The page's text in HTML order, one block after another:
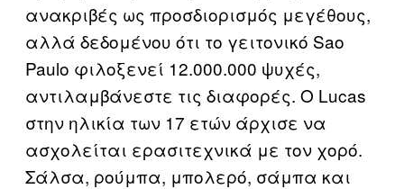
ανακριβές ως προσδιορισμός μεγέθους,
αλλά δεδομένου ότι το γειτονικό Sao
Paulo φιλοξενεί 12.000.000 ψυχές,
αντιλαμβάνεστε τις διαφορές. Ο Lucas
στην ηλικία των 17 ετών άρχισε να
ασχολείται ερασιτεχνικά με τον χορό.
Σάλσα, ρούμπα, μπολερό, σάμπα και